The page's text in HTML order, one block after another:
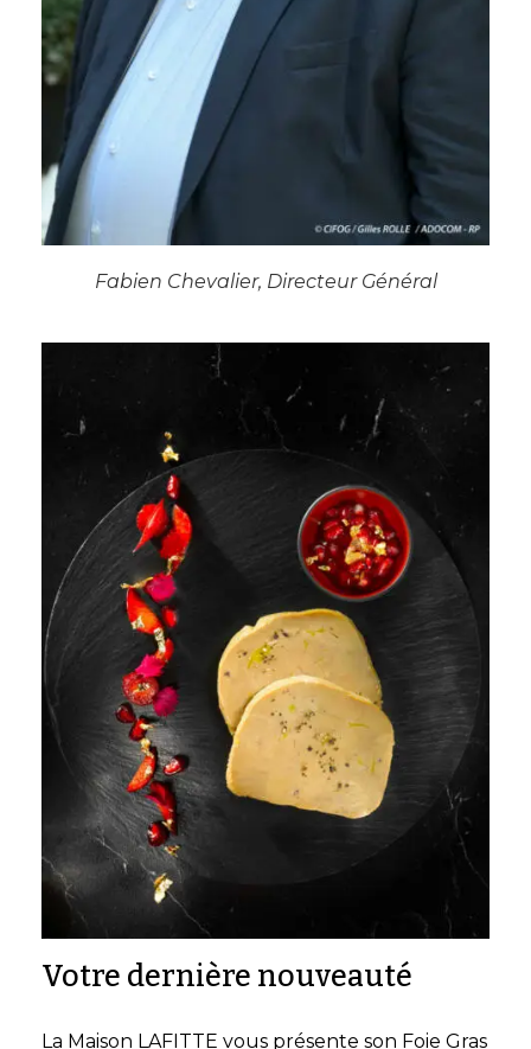
Fabien Chevalier, Directeur Général
Votre dernière nouveauté
La Maison LAFITTE vous présente son Foie Gras